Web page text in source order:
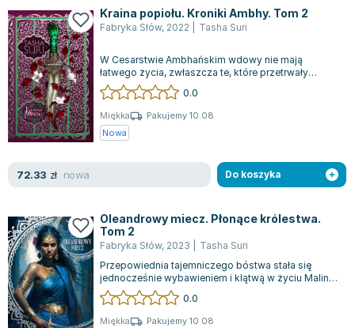
Agata Passent
Michel Moran
Maciej Orłoś
Jo Nesbo
Katarzyna Miller
Antoine de Saint Exupery
Lew Tołstoj
Marcin Meller
ks. Piotr Pawlukiewicz
Jarosław Sokołowski
Piotr Latocha
Michael Scott
Piotr Semka
Jarosław Iwaszkiewicz
Kraina popiołu. Kroniki Ambhy. Tom 2
Fabryka Słów, 2022 Tasha Suri
W Cesarstwie Ambhańskim wdowy nie mają
łatwego życia, zwłaszcza te, które przetrwały
tragedie takie jak krwawa masakra, gdzie Arwa...
0.0
Miękka
Pakujemy 10.08
Nowa
72.33 zł nowa Do koszyka
Oleandrowy miecz. Płonące królestwa.
Tom 2
Fabryka Słów, 2023
Tasha Suri
Przepowiednia tajemniczego bóstwa stała się
jednocześnie wybawieniem i klątwą w życiu Malini.
W obliczu tego wyzwania, podjęła dec...
0.0
Miękka Pakujemy 10.08